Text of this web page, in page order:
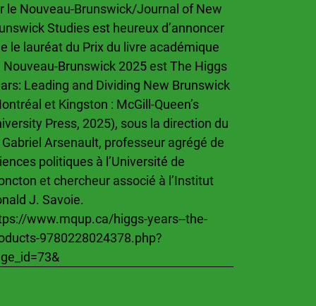
le Nouveau-Brunswick/Journal of New
Studies est heureux d’annoncer
le lauréat du Prix du livre académique
Nouveau-Brunswick 2025 est The Higgs
Leading and Dividing New Brunswick
et Kingston : McGill-Queen’s
Press, 2025), sous la direction du
Gabriel Arsenault, professeur agrégé de
politiques à l’Université de
et chercheur associé à l’Institut
J. Savoie.
www.mqup.ca/higgs-years--the-
9780228024378.php?